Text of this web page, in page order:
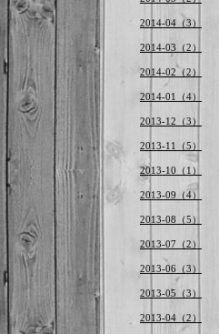
2014-04（3）
2014-03（2）
2014-02（2）
2014-01（4）
2013-12（3）
2013-11（5）
2013-10（1）
2013-09（4）
2013-08（5）
2013-07（2）
2013-06（3）
2013-05（3）
2013-04（2）